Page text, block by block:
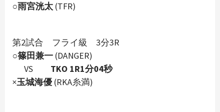
○雨宮洸太 (TFR)
第2試合 フライ級 3分3R
○篠田兼一 (DANGER)
VS TKO 1R1分04秒
×玉城海優 (RKA糸満)